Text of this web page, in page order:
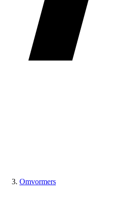
Omvormers